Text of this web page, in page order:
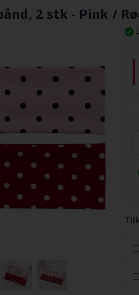
2 stk - Pink /